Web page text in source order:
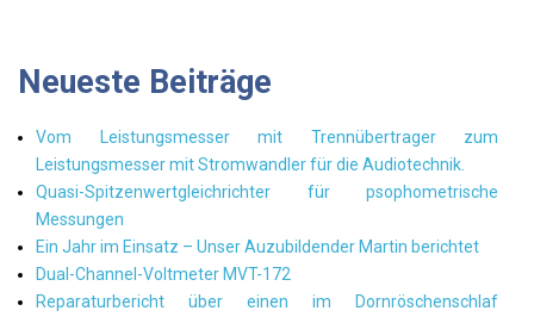
Neueste Beiträge
Vom Leistungsmesser mit Trennübertrager zum
Leistungsmesser mit Stromwandler für die Audiotechnik.
Quasi-Spitzenwertgleichrichter für psophometrische
Messungen
Ein Jahr im Einsatz – Unser Auzubildender Martin berichtet
Dual-Channel-Voltmeter MVT-172
Reparaturbericht über einen im Dornröschenschlaf